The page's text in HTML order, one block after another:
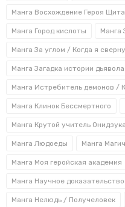
Пронзительная
Наруо Танеда,
взрослой жизни. Наруо
наскучившей работы,
полученная свобода не
рассказ о жизни
случается, когда мы
молодыми, и входим в
испытаниями, читатели
«Соланин».
Манга Восхождение Героя Щита
Манга Город кислоты Манга
Манга За углом / Когда я
Манга Загадка истории дьявола
Манга Клинок Бессмертного
Манга Крутой учитель Онидзука
Манга Людоеды Манга
Манга Моя геройская академия
Манга Нелюдь / Получеловек